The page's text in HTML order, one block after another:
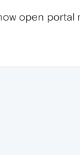
open portal